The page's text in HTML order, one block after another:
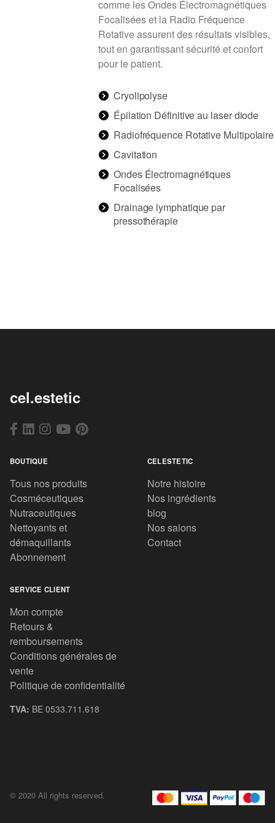
comme les Ondes Électromagnétiques
Focalisées et la Radio Fréquence
Rotative assurent des résultats visibles,
tout en garantissant sécurité et confort
pour le patient.
Cryolipolyse
Épilation Définitive au laser diode
Radiofréquence Rotative Multipolaire
Cavitation
Ondes Électromagnétiques
Focalisées
Drainage lymphatique par
pressothérapie
cel.estetic
BOUTIQUE
Tous nos produits
Cosméceutiques
Nutraceutiques
Nettoyants et
démaquillants
Abonnement
CELESTETIC
Notre histoire
Nos ingrédients
blog
Nos salons
Contact
SERVICE CLIENT
Mon compte
Retours &
remboursements
Conditions générales de
vente
Politique de confidentialité
TVA: BE 0533.711.618
© 2020 All rights reserved.